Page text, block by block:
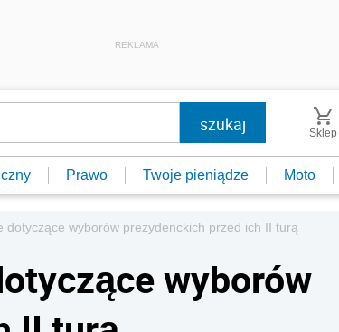
REKLAMA
Sklep
Prawo Twoje pieniądze Moto
dotyczące wyborów prezydenckich przed ich II turą
wyborów